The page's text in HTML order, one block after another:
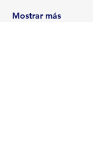
Mostrar más